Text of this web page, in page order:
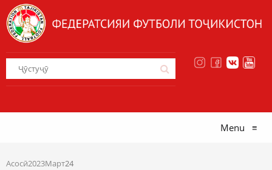
Menu ≡
Асосӣ2023Март24